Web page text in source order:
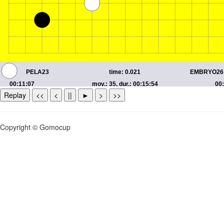
Replay << < || ► > >>
Copyright © Gomocup